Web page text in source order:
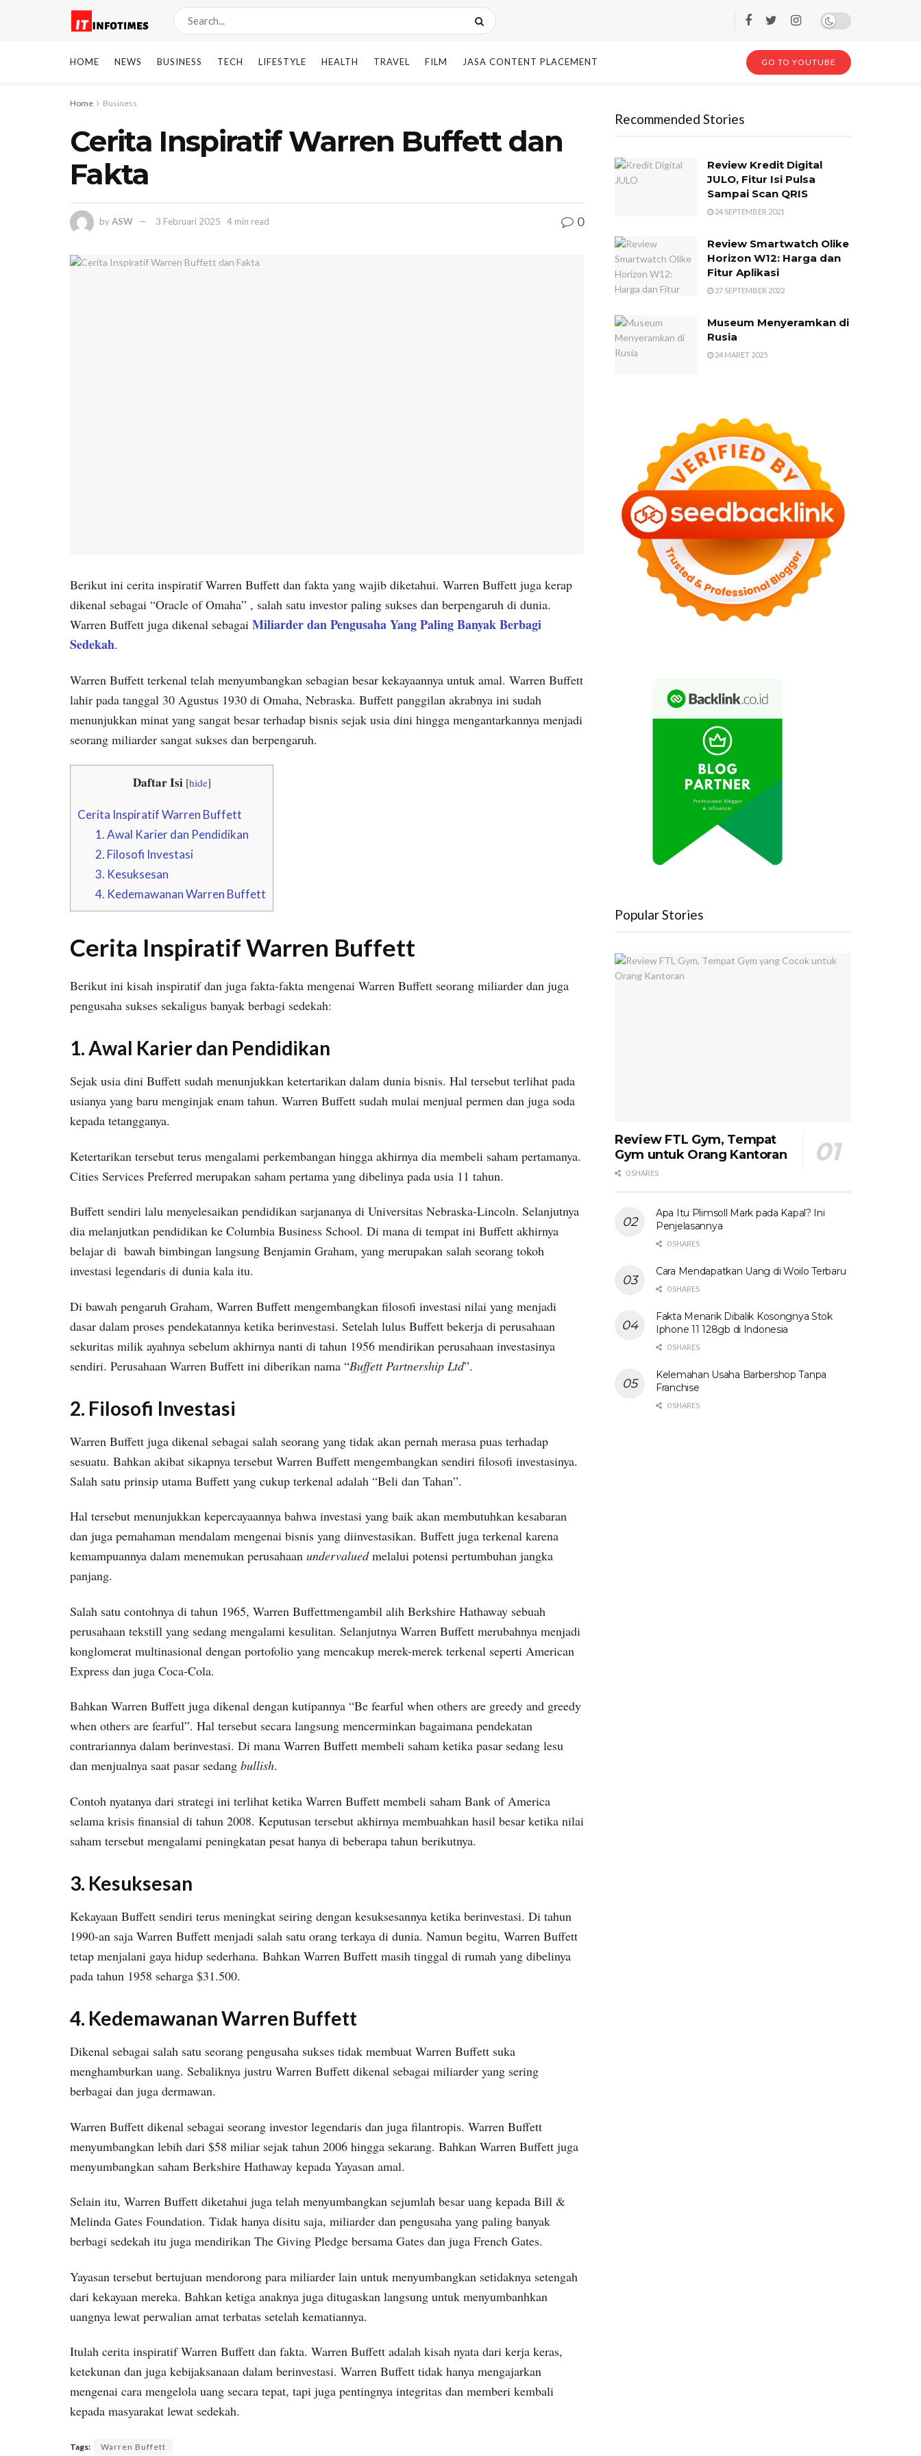
HOME NEWS BUSINESS TECH LIFESTYLE HEALTH TRAVEL FILM JASA CONTENT PLACEMENT GO TO YOUTUBE
Home Business
Cerita Inspiratif Warren Buffett dan
Fakta
byASW 3 Februari 2025 4 min read 0
Berikut ini cerita inspiratif Warren Buffett dan fakta yang wajib diketahui. Warren Buffett juga kerap
dikenal sebagai “Oracle of Omaha” , salah satu investor paling sukses dan berpengaruh di dunia.
Warren Buffett juga dikenal sebagai Miliarder dan Pengusaha Yang Paling Banyak Berbagi
Sedekah.
Warren Buffett terkenal telah menyumbangkan sebagian besar kekayaannya untuk amal. Warren Buffett
lahir pada tanggal 30 Agustus 1930 di Omaha, Nebraska. Buffett panggilan akrabnya ini sudah
menunjukkan minat yang sangat besar terhadap bisnis sejak usia dini hingga mengantarkannya menjadi
seorang miliarder sangat sukses dan berpengaruh.
Daftar Isi [hide]
Cerita Inspiratif Warren Buffett
1. Awal Karier dan Pendidikan
2. Filosofi Investasi
3. Kesuksesan
4. Kedemawanan Warren Buffett
Cerita Inspiratif Warren Buffett
Berikut ini kisah inspiratif dan juga fakta-fakta mengenai Warren Buffett seorang miliarder dan juga
pengusaha sukses sekaligus banyak berbagi sedekah:
1. Awal Karier dan Pendidikan
Sejak usia dini Buffett sudah menunjukkan ketertarikan dalam dunia bisnis. Hal tersebut terlihat pada
usianya yang baru menginjak enam tahun. Warren Buffett sudah mulai menjual permen dan juga soda
kepada tetangganya.
Ketertarikan tersebut terus mengalami perkembangan hingga akhirnya dia membeli saham pertamanya.
Cities Services Preferred merupakan saham pertama yang dibelinya pada usia 11 tahun.
Buffett sendiri lalu menyelesaikan pendidikan sarjananya di Universitas Nebraska-Lincoln. Selanjutnya
dia melanjutkan pendidikan ke Columbia Business School. Di mana di tempat ini Buffett akhirnya
belajar di bawah bimbingan langsung Benjamin Graham, yang merupakan salah seorang tokoh
investasi legendaris di dunia kala itu.
Di bawah pengaruh Graham, Warren Buffett mengembangkan filosofi investasi nilai yang menjadi
dasar dalam proses pendekatannya ketika berinvestasi. Setelah lulus Buffett bekerja di perusahaan
sekuritas milik ayahnya sebelum akhirnya nanti di tahun 1956 mendirikan perusahaan investasinya
sendiri. Perusahaan Warren Buffett ini diberikan nama “Buffett Partnership Ltd”.
2. Filosofi Investasi
Warren Buffett juga dikenal sebagai salah seorang yang tidak akan pernah merasa puas terhadap
sesuatu. Bahkan akibat sikapnya tersebut Warren Buffett mengembangkan sendiri filosofi investasinya.
Salah satu prinsip utama Buffett yang cukup terkenal adalah “Beli dan Tahan”.
Hal tersebut menunjukkan kepercayaannya bahwa investasi yang baik akan membutuhkan kesabaran
dan juga pemahaman mendalam mengenai bisnis yang diinvestasikan. Buffett juga terkenal karena
kemampuannya dalam menemukan perusahaan undervaluedmelalui potensi pertumbuhan jangka
panjang.
Salah satu contohnya di tahun 1965, Warren Buffettmengambil alih Berkshire Hathaway sebuah
perusahaan tekstill yang sedang mengalami kesulitan. Selanjutnya Warren Buffett merubahnya menjadi
konglomerat multinasional dengan portofolio yang mencakup merek-merek terkenal seperti American
Express dan juga Coca-Cola.
Bahkan Warren Buffett juga dikenal dengan kutipannya “Be fearful when others are greedy and greedy
when others are fearful”. Hal tersebut secara langsung mencerminkan bagaimana pendekatan
contrariannya dalam berinvestasi. Di mana Warren Buffett membeli saham ketika pasar sedang lesu
dan menjualnya saat pasar sedang bullish.
Contoh nyatanya dari strategi ini terlihat ketika Warren Buffett membeli saham Bank of America
selama krisis finansial di tahun 2008. Keputusan tersebut akhirnya membuahkan hasil besar ketika nilai
saham tersebut mengalami peningkatan pesat hanya di beberapa tahun berikutnya.
3. Kesuksesan
Kekayaan Buffett sendiri terus meningkat seiring dengan kesuksesannya ketika berinvestasi. Di tahun
1990-an saja Warren Buffett menjadi salah satu orang terkaya di dunia. Namun begitu, Warren Buffett
tetap menjalani gaya hidup sederhana. Bahkan Warren Buffett masih tinggal di rumah yang dibelinya
pada tahun 1958 seharga $31.500.
4. Kedemawanan Warren Buffett
Dikenal sebagai salah satu seorang pengusaha sukses tidak membuat Warren Buffett suka
menghamburkan uang. Sebaliknya justru Warren Buffett dikenal sebagai miliarder yang sering
berbagai dan juga dermawan.
Warren Buffett dikenal sebagai seorang investor legendaris dan juga filantropis. Warren Buffett
menyumbangkan lebih dari $58 miliar sejak tahun 2006 hingga sekarang. Bahkan Warren Buffett juga
menyumbangkan saham Berkshire Hathaway kepada Yayasan amal.
Selain itu, Warren Buffett diketahui juga telah menyumbangkan sejumlah besar uang kepada Bill &
Melinda Gates Foundation. Tidak hanya disitu saja, miliarder dan pengusaha yang paling banyak
berbagi sedekah itu juga mendirikan The Giving Pledge bersama Gates dan juga French Gates.
Yayasan tersebut bertujuan mendorong para miliarder lain untuk menyumbangkan setidaknya setengah
dari kekayaan mereka. Bahkan ketiga anaknya juga ditugaskan langsung untuk menyumbanhkan
uangnya lewat perwalian amat terbatas setelah kematiannya.
Itulah cerita inspiratif Warren Buffett dan fakta. Warren Buffett adalah kisah nyata dari kerja keras,
ketekunan dan juga kebijaksanaan dalam berinvestasi. Warren Buffett tidak hanya mengajarkan
mengenai cara mengelola uang secara tepat, tapi juga pentingnya integritas dan memberi kembali
kepada masyarakat lewat sedekah.
Tags: Warren Buffett
Recommended Stories
Review Kredit Digital
JULO, Fitur Isi Pulsa
Sampai Scan QRIS
24 SEPTEMBER 2021
Review Smartwatch Olike
Horizon W12: Harga dan
Fitur Aplikasi
27 SEPTEMBER 2022
Museum Menyeramkan di
Rusia
24 MARET 2025
Popular Stories
Review FTL Gym, Tempat
Gym untuk Orang Kantoran
0 SHARES
Apa Itu Plimsoll Mark pada Kapal? Ini
Penjelasannya
0 SHARES
Cara Mendapatkan Uang di Woilo Terbaru
0 SHARES
Fakta Menarik Dibalik Kosongnya Stok
Iphone 11 128gb di Indonesia
0 SHARES
Kelemahan Usaha Barbershop Tanpa
Franchise
0 SHARES